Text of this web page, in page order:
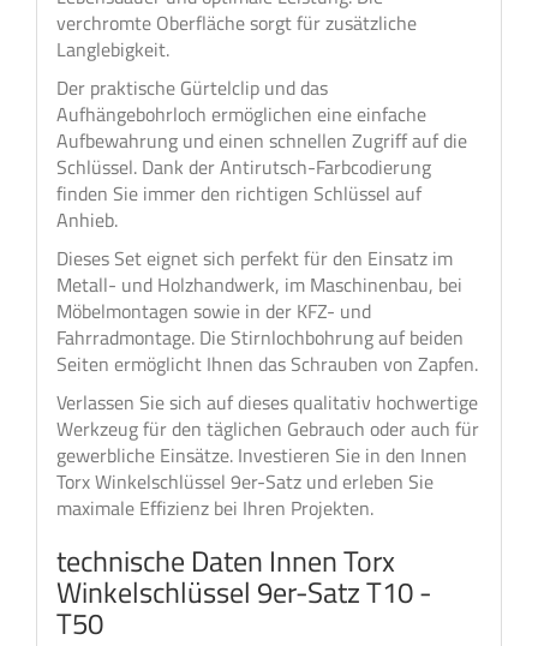
verchromte Oberfläche sorgt für zusätzliche
Langlebigkeit.
Der praktische Gürtelclip und das
Aufhängebohrloch ermöglichen eine einfache
Aufbewahrung und einen schnellen Zugriff auf die
Schlüssel. Dank der Antirutsch-Farbcodierung
finden Sie immer den richtigen Schlüssel auf
Anhieb.
Dieses Set eignet sich perfekt für den Einsatz im
Metall- und Holzhandwerk, im Maschinenbau, bei
Möbelmontagen sowie in der KFZ- und
Fahrradmontage. Die Stirnlochbohrung auf beiden
Seiten ermöglicht Ihnen das Schrauben von Zapfen.
Verlassen Sie sich auf dieses qualitativ hochwertige
Werkzeug für den täglichen Gebrauch oder auch für
gewerbliche Einsätze. Investieren Sie in den Innen
Torx Winkelschlüssel 9er-Satz und erleben Sie
maximale Effizienz bei Ihren Projekten.
technische Daten Innen Torx
Winkelschlüssel 9er-Satz T10 -
T50